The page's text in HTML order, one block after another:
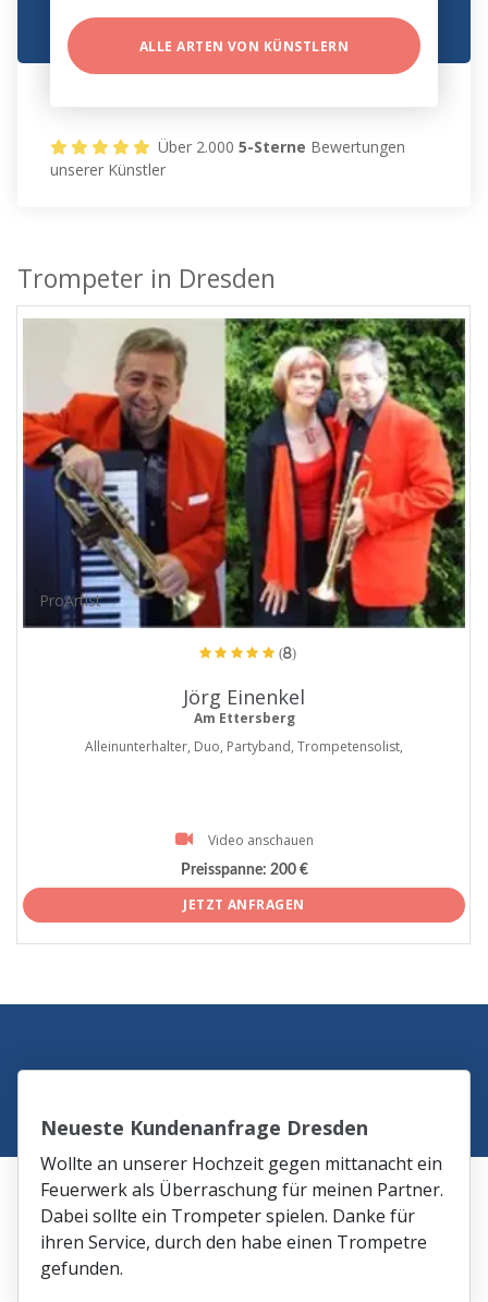
ALLE ARTEN VON KÜNSTLERN
Über 2.0005-Sterne Bewertungen
unserer Künstler
Trompeter in Dresden
ProArtist
(8)
Jörg Einenkel
Am Ettersberg
Alleinunterhalter, Duo, Partyband, Trompetensolist,
Video anschauen
Preisspanne: 200 €
JETZT ANFRAGEN
Neueste Kundenanfrage Dresden
Wollte an unserer Hochzeit gegen mittanacht ein
Feuerwerk als Überraschung für meinen Partner.
Dabei sollte ein Trompeter spielen. Danke für
ihren Service, durch den habe einen Trompetre
gefunden.